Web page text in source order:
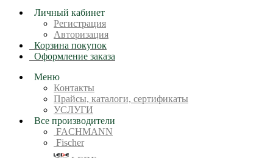
Личный кабинет
Регистрация
Авторизация
Корзина покупок
Оформление заказа
Меню
Контакты
Прайсы, каталоги, сертификаты
УСЛУГИ
Все производители
FACHMANN
Fischer